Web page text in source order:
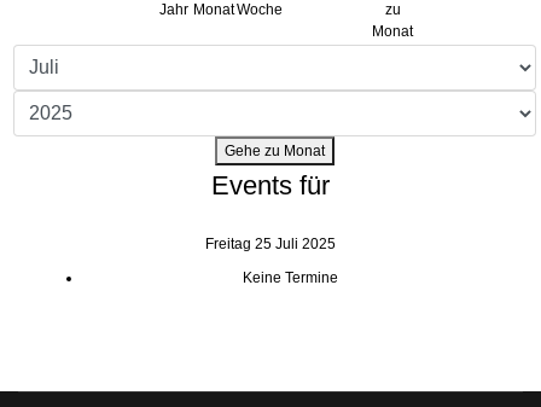
Jahr MonatWoche
zu
Monat
Gehe zu Monat
Events für
Freitag 25 Juli 2025
Keine Termine